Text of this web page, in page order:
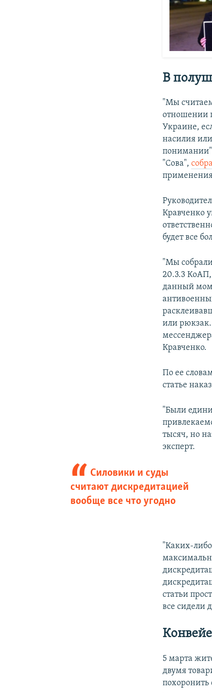
В
"Мы
отношении
Украине,
насилия
"Сова",
Кравченко
будет все
"Мы
20.3.3
данный
или рюкзак.
Кравченко.
По ее
статье
"Были
тысяч, но
эксперт.
Силовики и суды
считают дискредитацией
вообще все что угодно
"Каких-
статьи
все сидели
5 марта
двумя
похоронить